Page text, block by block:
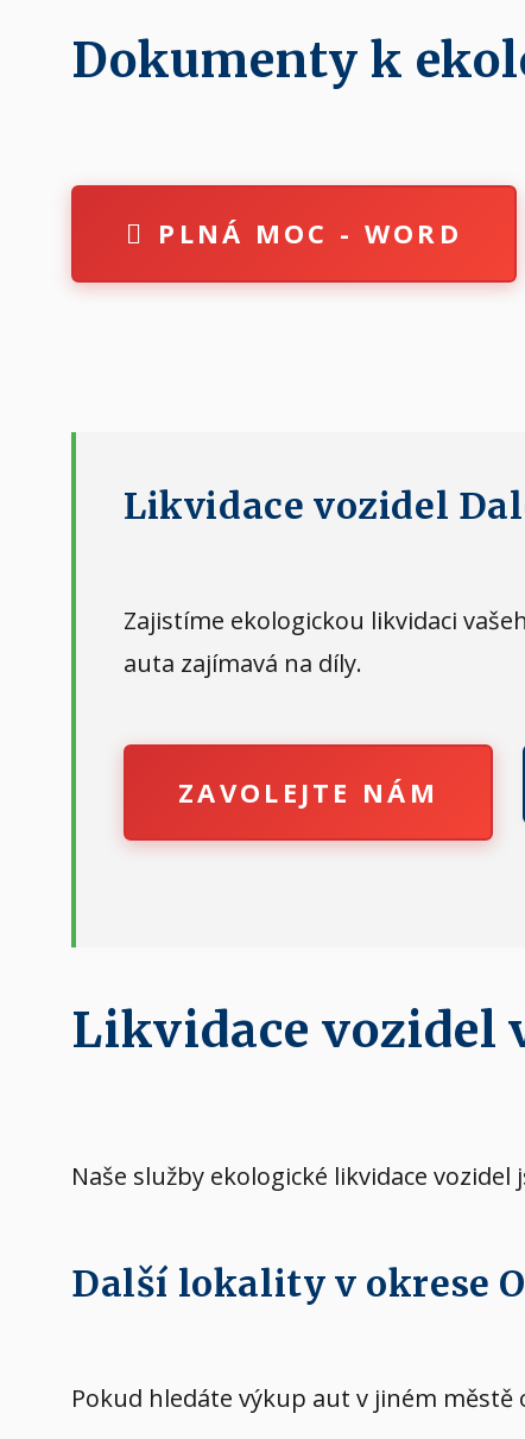
Dokumenty k
PLNÁ MOC - WORD
Likvidace vozidel
Zajistíme ekologickou likvidaci
auta zajímavá na díly.
ZAVOLEJTE NÁM
Likvidace vozidel
Naše služby ekologické likvidace
Další lokality v okrese
Pokud hledáte výkup aut v jiném